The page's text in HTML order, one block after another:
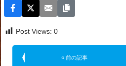
Post Views: 0
« 前の記事